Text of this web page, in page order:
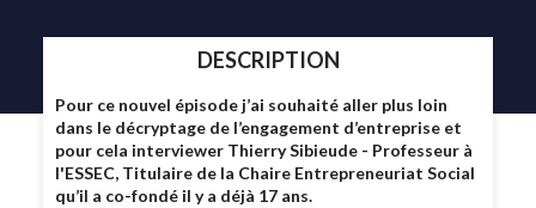
DESCRIPTION
Pour ce nouvel épisode j’ai souhaité aller plus loin
dans le décryptage de l’engagement d’entreprise et
pour cela interviewer Thierry Sibieude - Professeur à
l'ESSEC, Titulaire de la Chaire Entrepreneuriat Social
qu’il a co-fondé il y a déjà 17 ans.